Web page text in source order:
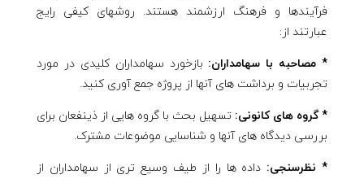
فرآیندها و فرهنگ ارزشمند هستند. روشهای کیفی رایج
عبارتند از:
* مصاحبه با سهامداران: بازخورد سهامداران کلیدی در مورد
تجربیات و برداشت های آنها از پروژه جمع آوری کنید.
* گروه های کانونی: تسهیل بحث با گروه هایی از ذینفعان برای
بررسی دیدگاه های آنها و شناسایی موضوعات مشترک.
* نظرسنجی: داده ها را از طیف وسیع تری از سهامداران از